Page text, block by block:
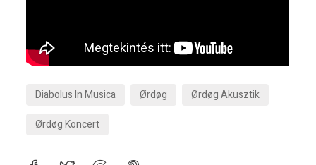
Diabolus In Musica Ørdøg
Ørdøg Akusztik
Ørdøg Koncert